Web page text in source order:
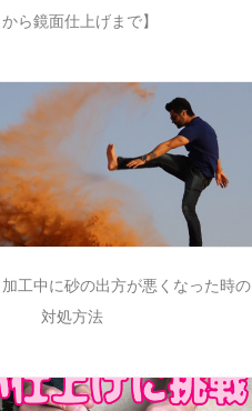
から鏡面仕上げまで】
工中に砂の出方が悪くなった時の
対処方法